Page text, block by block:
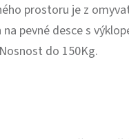
prostoru je z
pevné desce s
do 150Kg.